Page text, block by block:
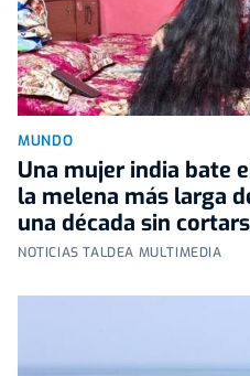
MUNDO
Una mujer india bate
la melena más larga
una década sin
NOTICIAS TALDEA MULTIMEDIA